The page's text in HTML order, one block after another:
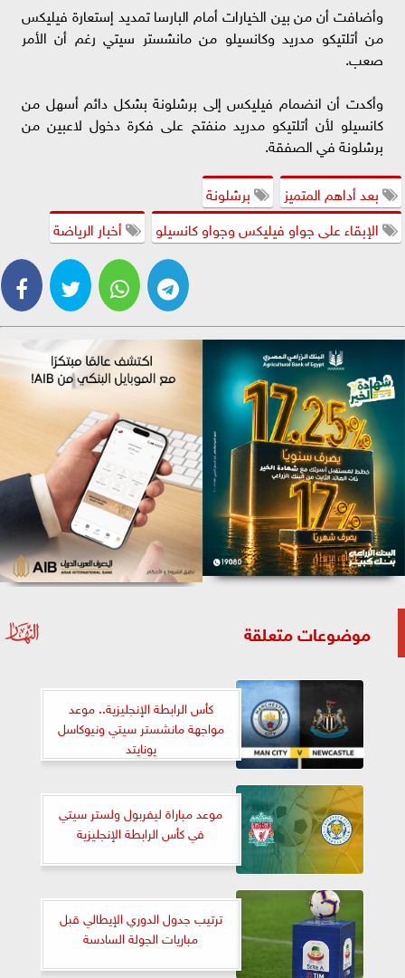
وأضافت أن من بين الخيارات أمام البارسا تمديد إستعارة فيليكس
من أتلتيكو مدريد وكانسيلو من مانشستر سيتي رغم أن الأمر
صعب.
وأكدت أن انضمام فيليكس إلى برشلونة بشكل دائم أسهل من
كانسيلو لأن أتلتيكو مدريد منفتح على فكرة دخول لاعبين من
برشلونة في الصفقة.
بعد أداهم المتميز
برشلونة
الإبقاء على جواو فيليكس وجواو كانسيلو
أخبار الرياضة
موضوعات متعلقة
كأس الرابطة الإنجليزية.. موعد
مواجهة مانشستر سيتي ونيوكاسل
يونايتد
موعد مباراة ليفربول ولستر سيتي
في كأس الرابطة الإنجليزية
ترتيب جدول الدوري الإيطالي قبل
مباريات الجولة السادسة